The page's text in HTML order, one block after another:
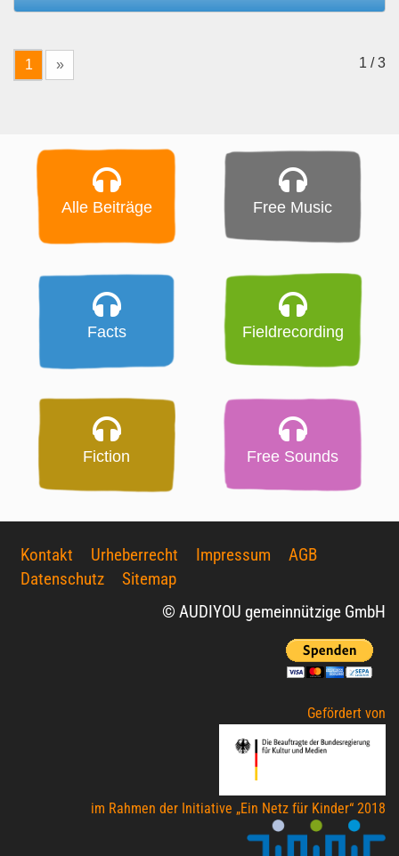
1 » 1 / 3
Alle Beiträge Free Music
Facts Fieldrecording
Fiction Free Sounds
Kontakt Urheberrecht Impressum
AGB
Datenschutz
Sitemap
© AUDIYOU gemeinnützige GmbH
Gefördert von
im Rahmen der Initiative „Ein Netz für Kinder“ 2018